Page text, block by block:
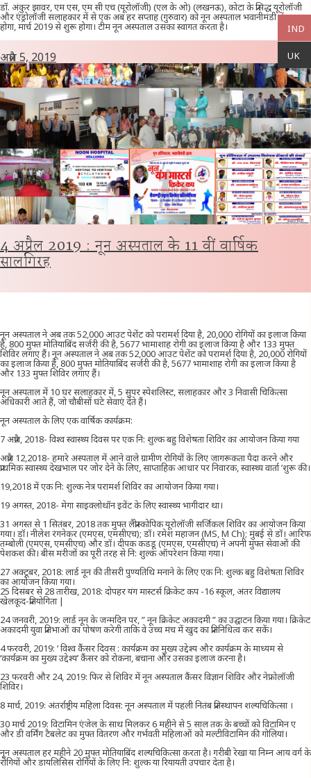
IND
UK
डॉ. अंकुर झावर, एम एस, एम सी एच (यूरोलॉजी) (एल के ओ) (लखनऊ), कोटा के प्रसिद्ध यूरोलॉजी
और एंड्रोलॉजी सलाहकार में से एक अब हर सप्ताह (गुरुवार) को नून अस्पताल भवानीमंडी में उपलब्ध
होगा, मार्च 2019 से शुरू होगा। टीम नून अस्पताल उसका स्वागत करता है।
अप्रैल 5, 2019
4 अप्रैल 2019 : नून अस्पताल के 11 वीं वार्षिक
सालगिरह
नून अस्पताल ने अब तक 52,000 आउट पेशेंट को परामर्श दिया है, 20,000 रोगियों का इलाज किया
है, 800 मुफ्त मोतियाबिंद सर्जरी की है, 5677 भामाशाह रोगी का इलाज किया है और 133 मुफ्त
शिविर लगाए हैं। नून अस्पताल ने अब तक 52,000 आउट पेशेंट को परामर्श दिया है, 20,000 रोगियों
का इलाज किया है, 800 मुफ्त मोतियाबिंद सर्जरी की है, 5677 भामाशाह रोगी का इलाज किया है
और 133 मुफ्त शिविर लगाए हैं।
नून अस्पताल में 10 घर सलाहकार में, 5 सुपर स्पेशलिस्ट, सलाहकार और 3 निवासी चिकित्सा
अधिकारी आते हैं, जो चौबीसों घंटे सेवाएं देते हैं।
नून अस्पताल के लिए एक वार्षिक कार्यक्रम:
7 अप्रैल, 2018- विश्व स्वास्थ्य दिवस पर एक नि: शुल्क बहु विशेषता शिविर का आयोजन किया गया
अप्रैल 12,2018- हमारे अस्पताल में आने वाले ग्रामीण रोगियों के लिए जागरूकता पैदा करने और
प्राथमिक स्वास्थ्य देखभाल पर जोर देने के लिए, साप्ताहिक आधार पर निवारक, स्वास्थ्य वार्ता ’शुरू की।
19,2018 में एक नि: शुल्क नेत्र परामर्श शिविर का आयोजन किया गया।
19 अगस्त, 2018- मेगा साइक्लोथॉन इवेंट के लिए स्वास्थ्य भागीदार था।
31 अगस्त से 1 सितंबर, 2018 तक मुफ्त लैप्रोस्कोपिक यूरोलॉजी सर्जिकल शिविर का आयोजन किया
गया। डॉ। नीलेश रंगनेकर (एमएस, एमसीएच); डॉ। रमेश महाजन (MS, M Ch); मुंबई से डॉ। आरिफ
तम्बोली (एमएस, एमसीएच) और डॉ। दीपक कडडू (एमएस, एमसीएच) ने अपनी मुफ्त सेवाओं की
पेशकश की। बीस मरीजों का पूरी तरह से नि: शुल्क ऑपरेशन किया गया।
27 अक्टूबर, 2018: लार्ड नून की तीसरी पुण्यतिथि मनाने के लिए एक नि: शुल्क बहु विशेषता शिविर
का आयोजन किया गया।
25 दिसंबर से 28 तारीख, 2018: दोपहर यंग मास्टर्स क्रिकेट कप -16 स्कूल, अंतर विद्यालय
खेलकूद-प्रतियोगिता |
24 जनवरी, 2019: लार्ड नून के जन्मदिन पर, ” नून क्रिकेट अकादमी ” का उद्घाटन किया गया। क्रिकेट
अकादमी युवा प्रतिभाओं का पोषण करेगी ताकि वे उच्च मंच में खुद का प्रतिनिधित्व कर सकें।
4 फरवरी, 2019: ‘ विश्व कैंसर दिवस : कार्यक्रम का मुख्य उद्देश्य और कार्यक्रम के माध्यम से
‘कार्यक्रम का मुख्य उद्देश्य’ कैंसर को रोकना, बचाना और उसका इलाज करना है।
23 फरवरी और 24, 2019: फिर से शिविर में नून अस्पताल कैंसर विज्ञान शिविर और नेफ्रोलॉजी
शिविर।
8 मार्च, 2019: अंतर्राष्ट्रीय महिला दिवस: नून अस्पताल में पहली नितंब प्रतिस्थापन शल्यचिकित्सा ।
30 मार्च 2019: विटामिन एंजेल के साथ मिलकर 6 महीने से 5 साल तक के बच्चों को विटामिन ए
और डी वर्मिंग टैबलेट का मुफ्त वितरण और गर्भवती महिलाओं को मल्टीविटामिन की गोलियां।
नून अस्पताल हर महीने 20 मुफ्त मोतियाबिंद शल्यचिकित्सा करता है। गरीबी रेखा या निम्न आय वर्ग के
रोगियों और डायलिसिस रोगियों के लिए नि: शुल्क या रियायती उपचार देता है।